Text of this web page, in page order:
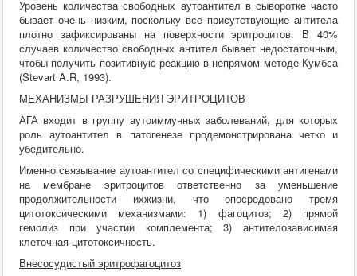
Уровень количества свободных аутоантител в сыворотке часто
бывает очень низким, поскольку все присутствующие антитела
плотно зафиксированы на поверхности эритроцитов. В 40%
случаев количество свободных антител бывает недостаточным,
чтобы получить позитивную реакцию в непрямом методе Кумбса
(Stevart A.R, 1993).
МЕХАНИЗМЫ РАЗРУШЕНИЯ ЭРИТРОЦИТОВ
АГА входит в группу аутоиммунных заболеваний, для которых
роль аутоантител в патогенезе продемонстрирована четко и
убедительно.
Именно связывание аутоантител со специфическими антигенами
на мембране эритроцитов ответственно за уменьшение
продолжительности ихжизни, что опосредовано тремя
цитотоксическими механизмами: 1) фагоцитоз; 2) прямой
гемолиз при участии комплемента; 3) антителозависимая
клеточная цитотоксичность.
Внесосудистый эритрофагоцитоз